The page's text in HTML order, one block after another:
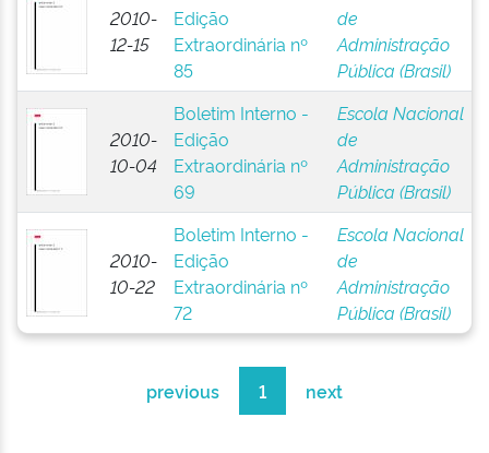
2010-
12-15
Edição
Extraordinária nº
85
de
Administração
Pública (Brasil)
2010-
10-04
Boletim Interno -
Edição
Extraordinária nº
69
Escola Nacional
de
Administração
Pública (Brasil)
2010-
10-22
Boletim Interno -
Edição
Extraordinária nº
72
Escola Nacional
de
Administração
Pública (Brasil)
previous 1 next